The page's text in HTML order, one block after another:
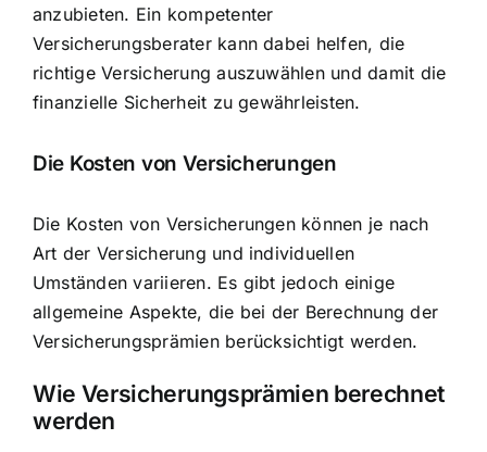
anzubieten. Ein kompetenter
Versicherungsberater kann dabei helfen, die
richtige Versicherung auszuwählen und damit die
finanzielle Sicherheit zu gewährleisten.
Die Kosten von Versicherungen
Die Kosten von Versicherungen können je nach
Art der Versicherung und individuellen
Umständen variieren. Es gibt jedoch einige
allgemeine Aspekte, die bei der Berechnung der
Versicherungsprämien berücksichtigt werden.
Wie Versicherungsprämien berechnet
werden